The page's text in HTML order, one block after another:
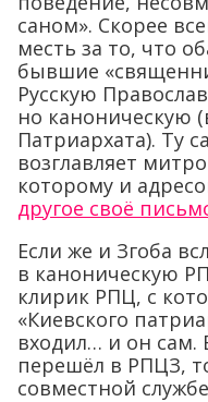
саном». Скорее
месть за то, что
бывшие
Русскую
но каноническую
Патриархата). Ту
возглавляет
которому и
другое своё
Если же и Згоба
в каноническую
клирик РПЦ, с
«Киевского
входил… и он сам.
перешёл в РПЦЗ,
совместной